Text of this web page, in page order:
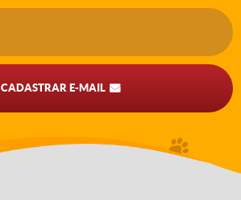
CADASTRAR E-MAIL